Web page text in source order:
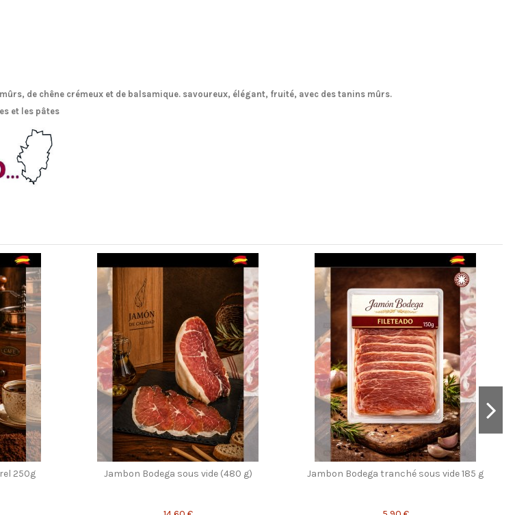
de chêne crémeux et de balsamique. savoureux, élégant, fruité, avec des tanins mûrs.
et les pâtes
250g Jambon Bodega sous vide (480 g) Jambon Bodega tranché sous vide 185 g